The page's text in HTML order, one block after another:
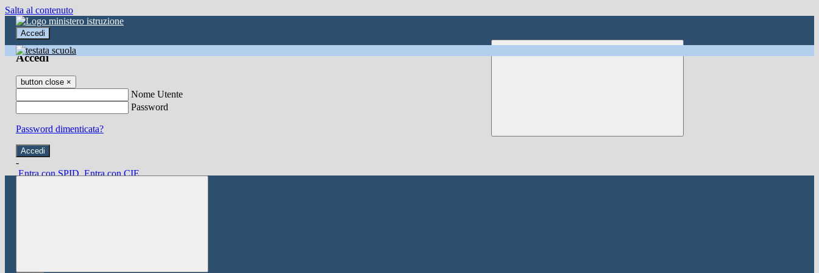
Salta al contenuto
Accedi
Accedi
button close ×
Nome Utente
Password
Password dimenticata?
-
Entra con SPID Entra con CIE
button close ×